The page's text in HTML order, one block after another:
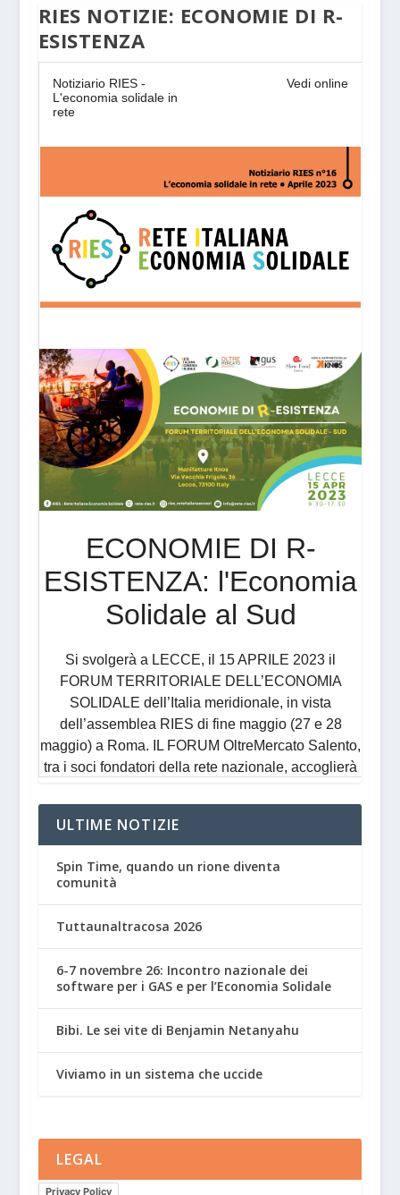
RIES NOTIZIE: ECONOMIE DI R-
ESISTENZA
ULTIME NOTIZIE
Spin Time, quando un rione diventa
comunità
Tuttaunaltracosa 2026
6-7 novembre 26: Incontro nazionale dei
software per i GAS e per l’Economia Solidale
Bibi. Le sei vite di Benjamin Netanyahu
Viviamo in un sistema che uccide
LEGAL
Privacy Policy